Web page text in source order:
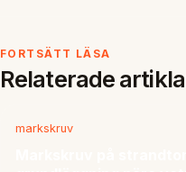
FORTSÄTT LÄSA
Relaterade
markskruv